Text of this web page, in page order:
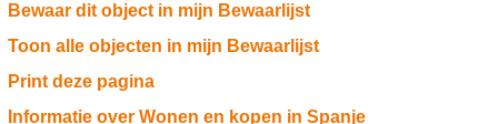
Bewaar dit object in mijn Bewaarlijst
Toon alle objecten in mijn Bewaarlijst
Print deze pagina
Informatie over Wonen en kopen in Spanje